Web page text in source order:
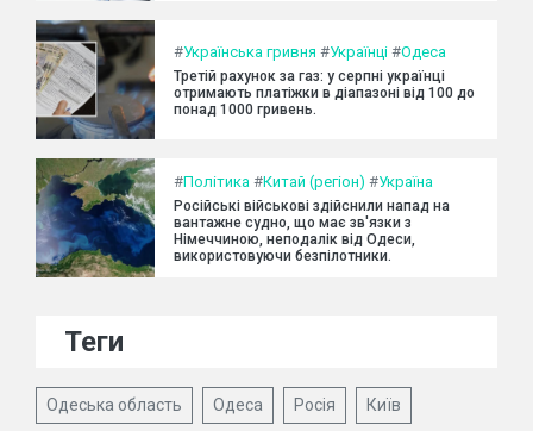
#Українська гривня #Українці #Одеса
Третій рахунок за газ: у серпні українці
отримають платіжки в діапазоні від 100 до
понад 1000 гривень.
#Політика #Китай (регіон) #Україна
Російські військові здійснили напад на
вантажне судно, що має зв'язки з
Німеччиною, неподалік від Одеси,
використовуючи безпілотники.
Теги
Одеська область Одеса Росія Київ